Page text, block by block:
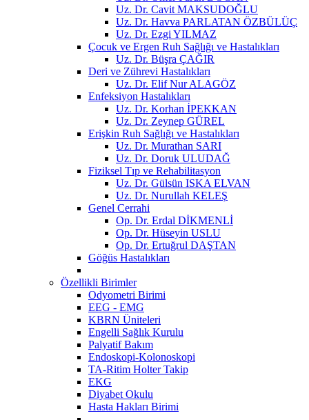
Uz. Dr. Cavit MAKSUDOĞLU
Uz. Dr. Havva PARLATAN ÖZBÜLÜÇ
Uz. Dr. Ezgi YILMAZ
Çocuk ve Ergen Ruh Sağlığı ve Hastalıkları
Uz. Dr. Büşra ÇAĞIR
Deri ve Zührevi Hastalıkları
Uz. Dr. Elif Nur ALAGÖZ
Enfeksiyon Hastalıkları
Uz. Dr. Korhan İPEKKAN
Uz. Dr. Zeynep GÜREL
Erişkin Ruh Sağlığı ve Hastalıkları
Uz. Dr. Murathan SARI
Uz. Dr. Doruk ULUDAĞ
Fiziksel Tıp ve Rehabilitasyon
Uz. Dr. Gülsün ISKA ELVAN
Uz. Dr. Nurullah KELEŞ
Genel Cerrahi
Op. Dr. Erdal DİKMENLİ
Op. Dr. Hüseyin USLU
Op. Dr. Ertuğrul DAŞTAN
Göğüs Hastalıkları
Özellikli Birimler
Odyometri Birimi
EEG - EMG
KBRN Üniteleri
Engelli Sağlık Kurulu
Palyatif Bakım
Endoskopi-Kolonoskopi
TA-Ritim Holter Takip
EKG
Diyabet Okulu
Hasta Hakları Birimi